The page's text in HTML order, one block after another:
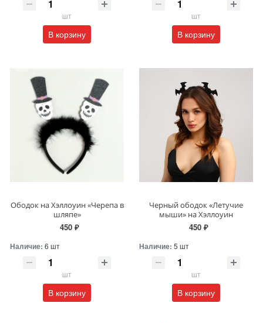
шт
В корзину
шт
В корзину
Ободок на Хэллоуин «Черепа в
шляпе»
450 ₽
Наличие: 6 шт
шт
В корзину
Черный ободок «Летучие
мыши» на Хэллоуин
450 ₽
Наличие: 5 шт
шт
В корзину